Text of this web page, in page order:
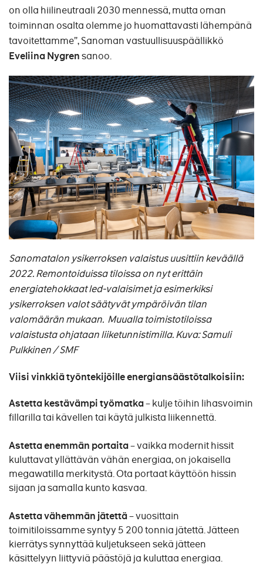
on olla hiilineutraali 2030 mennessä, mutta oman
toiminnan osalta olemme jo huomattavasti lähempänä
tavoitettamme”, Sanoman vastuullisuuspäällikkö
Eveliina Nygrensanoo.
Sanomatalon ysikerroksen valaistus uusittiin keväällä
2022. Remontoiduissa tiloissa on nyt erittäin
energiatehokkaat led-valaisimet ja esimerkiksi
ysikerroksen valot säätyvät ympäröivän tilan
valomäärän mukaan. Muualla toimistotiloissa
valaistusta ohjataan liiketunnistimilla. Kuva: Samuli
Pulkkinen / SMF
Viisi vinkkiä työntekijöille energiansäästötalkoisiin:
Astetta kestävämpi työmatka– kulje töihin lihasvoimin
fillarilla tai kävellen tai käytä julkista liikennettä.
Astetta enemmän portaita– vaikka modernit hissit
kuluttavat yllättävän vähän energiaa, on jokaisella
megawatilla merkitystä. Ota portaat käyttöön hissin
sijaan ja samalla kunto kasvaa.
Astetta vähemmän jätettä– vuosittain
toimitiloissamme syntyy 5 200 tonnia jätettä. Jätteen
kierrätys synnyttää kuljetukseen sekä jätteen
käsittelyyn liittyviä päästöjä ja kuluttaa energiaa.